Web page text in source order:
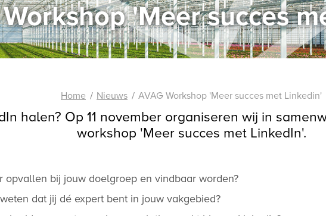
'Meer succes
Home Nieuws AVAG Workshop 'Meer succes met Linkedin'
halen? Op 11 november organiseren wij in
workshop 'Meer succes met LinkedIn'.
opvallen bij jouw doelgroep en vindbaar worden?
dat jij dé expert bent in jouw vakgebied?